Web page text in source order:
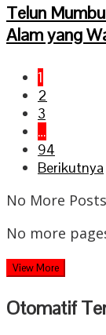
Telun
Alam yang
1
2
3
…
94
Berikutnya
No More
No more
View More
Otomatif